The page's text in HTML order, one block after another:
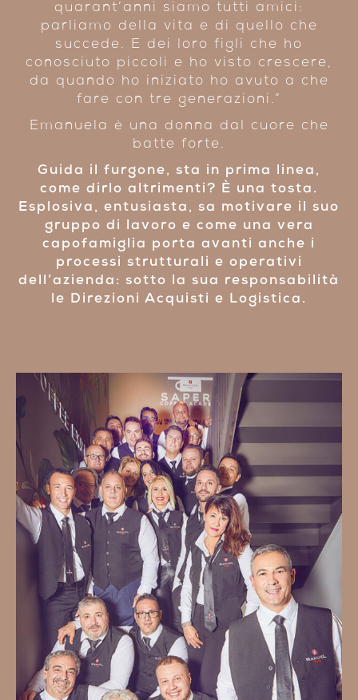
quarant’anni siamo tutti amici:
parliamo della vita e di quello che
succede. E dei loro figli che ho
conosciuto piccoli e ho visto crescere,
da quando ho iniziato ho avuto a che
fare con tre generazioni.”
Emanuela è una donna dal cuore che
batte forte.
Guida il furgone, sta in prima linea,
come dirlo altrimenti? È una tosta.
Esplosiva, entusiasta, sa motivare il suo
gruppo di lavoro e come una vera
capofamiglia porta avanti anche i
processi strutturali e operativi
dell’azienda: sotto la sua responsabilità
le Direzioni Acquisti e Logistica.